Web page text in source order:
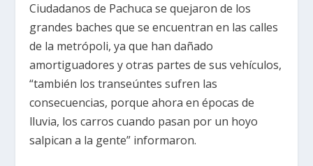
Ciudadanos de Pachuca se quejaron de los
grandes baches que se encuentran en las calles
de la metrópoli, ya que han dañado
amortiguadores y otras partes de sus vehículos,
“también los transeúntes sufren las
consecuencias, porque ahora en épocas de
lluvia, los carros cuando pasan por un hoyo
salpican a la gente” informaron.